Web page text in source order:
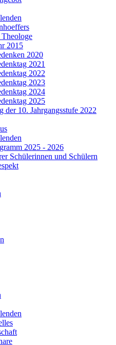
2015
2020
2021
2022
2023
2024
2025
der 10. Jahrgangsstufe 2022
2025 - 2026
Schülerinnen und Schülern